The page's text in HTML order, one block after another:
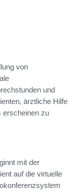
von
und
ärztliche Hilfe
erscheinen zu
mit der
auf die virtuelle